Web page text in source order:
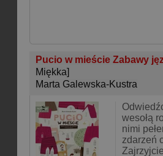
Pucio w mieście Zabawy
Miękka]
Marta Galewska-Kustra
wesołą
nimi
zdarzeń